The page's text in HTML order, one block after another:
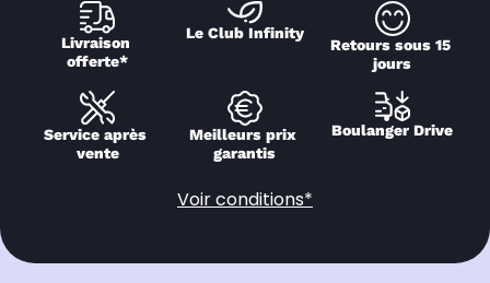
Livraison
offerte*
Le Club Infinity
Retours sous 15
jours
Service après
vente
Meilleurs prix
garantis
Boulanger Drive
Voir conditions*